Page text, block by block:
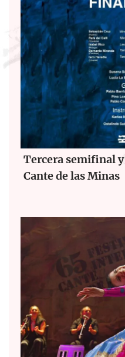
Tercera semifinal
Cante de las Minas